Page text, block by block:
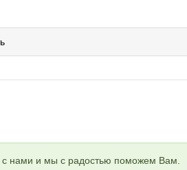
с нами и мы с радостью поможем Вам.